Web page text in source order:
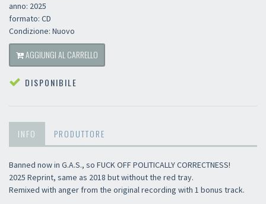
anno: 2025
formato: CD
Condizione: Nuovo
AGGIUNGI AL CARRELLO
DISPONIBILE
INFO PRODUTTORE
Banned now in G.A.S., so FUCK OFF POLITICALLY CORRECTNESS!
2025 Reprint, same as 2018 but without the red tray.
Remixed with anger from the original recording with 1 bonus track.